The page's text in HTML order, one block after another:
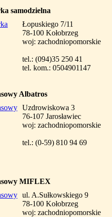
samodzielna
Łopuskiego 7/11
78-100 Kołobrzeg
woj: zachodniopomorskie
tel.: (094)35 250 41
tel. kom.: 0504901147
Albatros
Uzdrowiskowa 3
76-107 Jarosławiec
woj: zachodniopomorskie
tel.: (0-59) 810 94 69
MIFLEX
ul. A.Sułkowskiego 9
78-100 Kołobrzeg
woj: zachodniopomorskie